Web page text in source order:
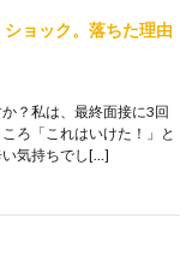
ショック。落ちた理由
？私は、最終面接に3回
ろ「これはいけた！」と
気持ちでし[…]